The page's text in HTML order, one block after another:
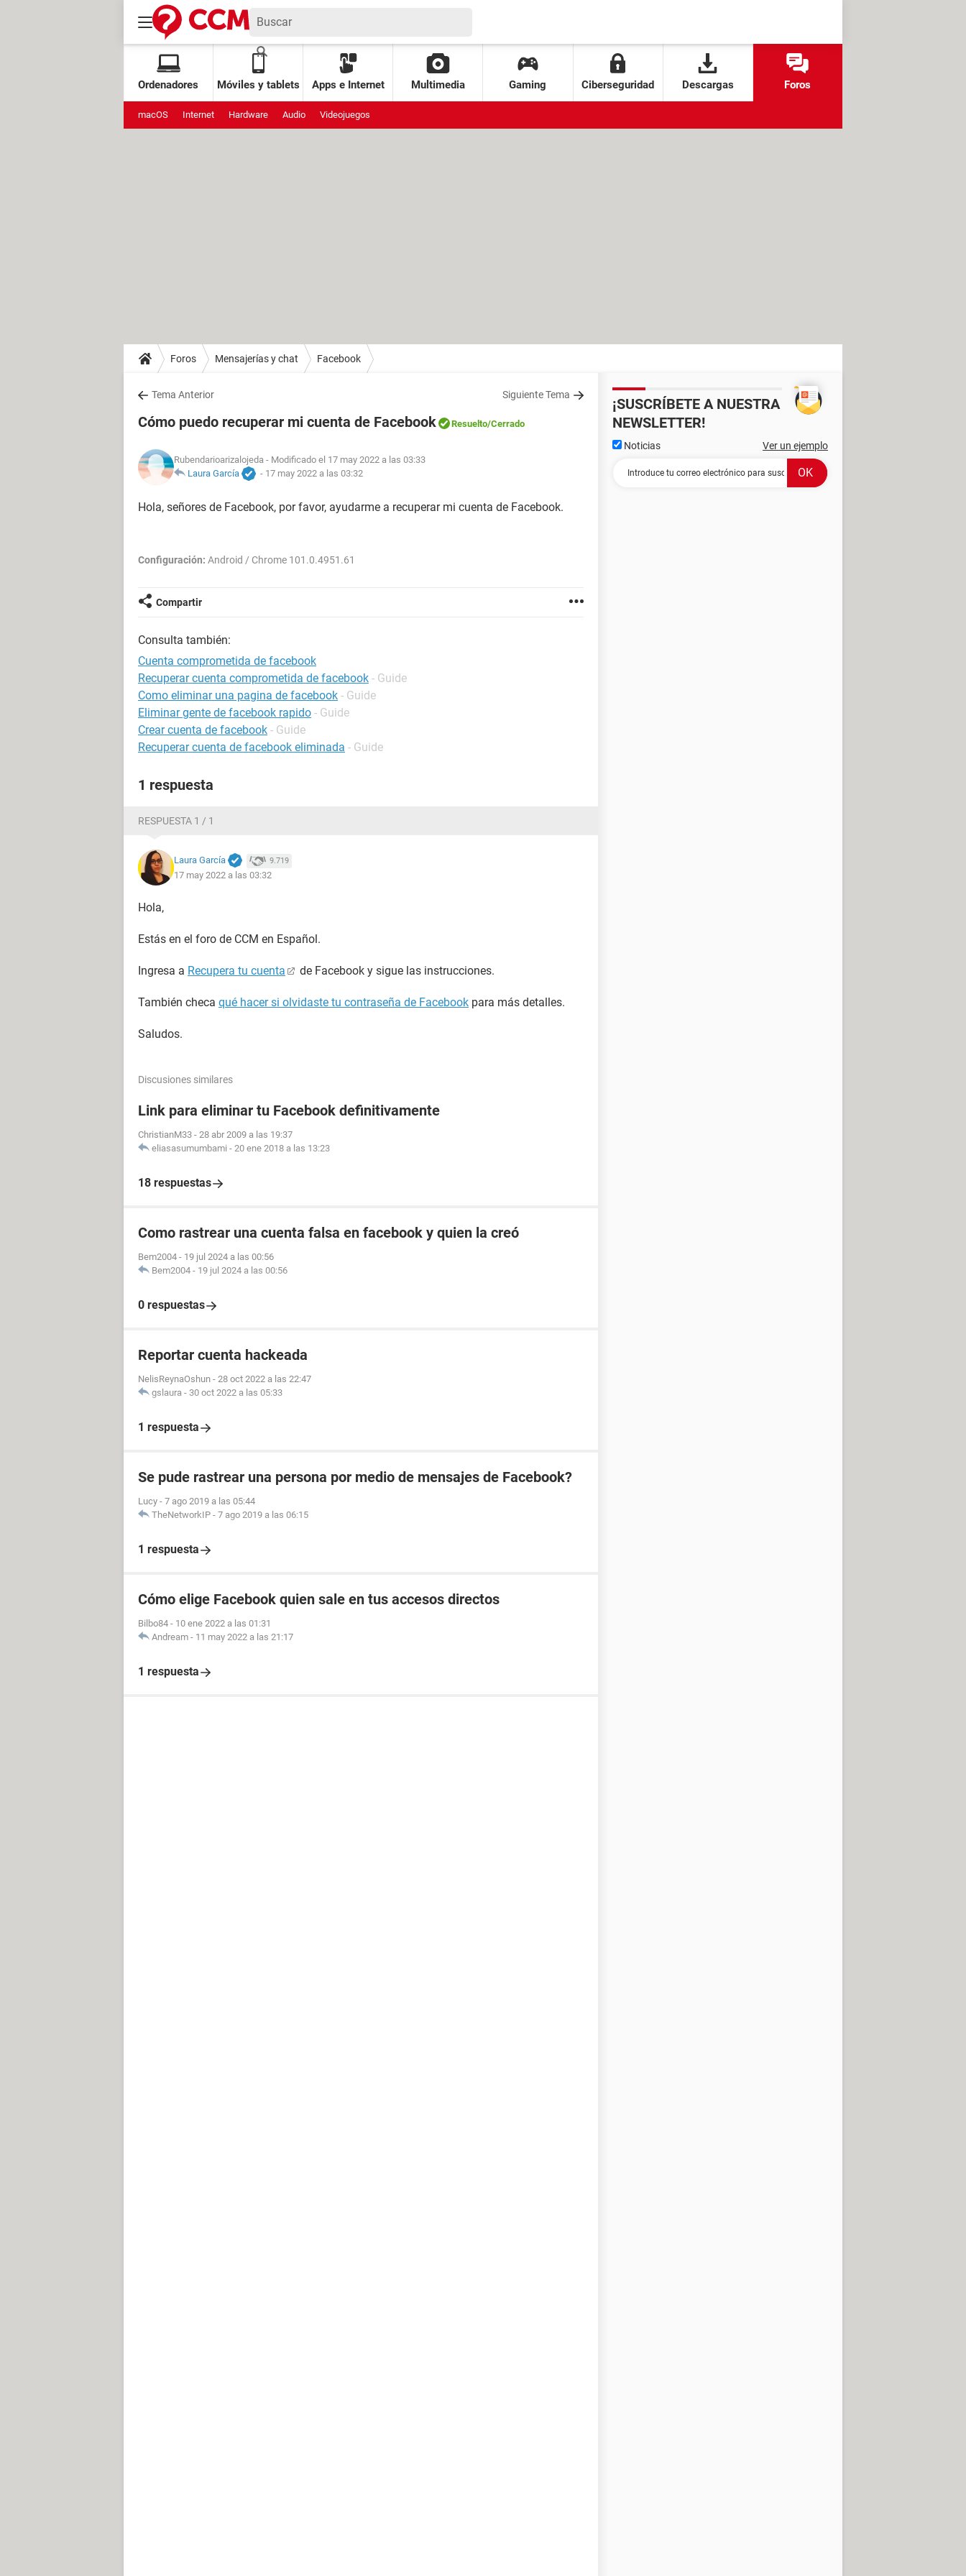
Ordenadores Móviles y tablets Apps e Internet Multimedia Gaming Ciberseguridad Descargas Foros
macOS Internet Hardware Audio Videojuegos
Foros Mensajerías y chat Facebook
Tema Anterior Siguiente Tema
Cómo puedo recuperar mi cuenta de Facebook Resuelto/Cerrado
Rubendarioarizalojeda - Modificado el 17 may 2022 a las 03:33
Laura García
- 17 may 2022 a las 03:32
Hola, señores de Facebook, por favor, ayudarme a recuperar mi cuenta de Facebook.
Configuración: Android / Chrome 101.0.4951.61
Compartir
Consulta también:
Cuenta comprometida de facebook
Recuperar cuenta comprometida de facebook - Guide
Como eliminar una pagina de facebook - Guide
Eliminar gente de facebook rapido - Guide
Crear cuenta de facebook - Guide
Recuperar cuenta de facebook eliminada - Guide
1 respuesta
RESPUESTA 1 / 1
Laura García 9.719
17 may 2022 a las 03:32
Hola,
Estás en el foro de CCM en Español.
Ingresa a Recupera tu cuenta de Facebook y sigue las instrucciones.
También checa qué hacer si olvidaste tu contraseña de Facebook para más detalles.
Saludos.
Discusiones similares
Link para eliminar tu Facebook definitivamente
ChristianM33 - 28 abr 2009 a las 19:37
eliasasumumbami - 20 ene 2018 a las 13:23
18 respuestas
Como rastrear una cuenta falsa en facebook y quien la creó
Bem2004 - 19 jul 2024 a las 00:56
Bem2004 - 19 jul 2024 a las 00:56
0 respuestas
Reportar cuenta hackeada
NelisReynaOshun - 28 oct 2022 a las 22:47
gslaura - 30 oct 2022 a las 05:33
1 respuesta
Se pude rastrear una persona por medio de mensajes de Facebook?
Lucy - 7 ago 2019 a las 05:44
TheNetworkIP - 7 ago 2019 a las 06:15
1 respuesta
Cómo elige Facebook quien sale en tus accesos directos
Bilbo84 - 10 ene 2022 a las 01:31
Andream - 11 may 2022 a las 21:17
1 respuesta
¡SUSCRÍBETE A NUESTRA
NEWSLETTER!
Noticias Ver un ejemplo